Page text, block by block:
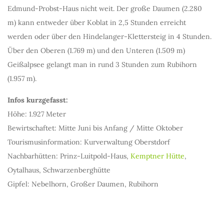
Edmund-Probst-Haus nicht weit. Der große Daumen (2.280
m) kann entweder über Koblat in 2,5 Stunden erreicht
werden oder über den Hindelanger-Klettersteig in 4 Stunden.
Über den Oberen (1.769 m) und den Unteren (1.509 m)
Geißalpsee gelangt man in rund 3 Stunden zum Rubihorn
(1.957 m).
Infos kurzgefasst:
Höhe: 1.927 Meter
Bewirtschaftet: Mitte Juni bis Anfang / Mitte Oktober
Tourismusinformation: Kurverwaltung Oberstdorf
Nachbarhütten: Prinz-Luitpold-Haus, Kemptner Hütte,
Oytalhaus, Schwarzenberghütte
Gipfel: Nebelhorn, Großer Daumen, Rubihorn